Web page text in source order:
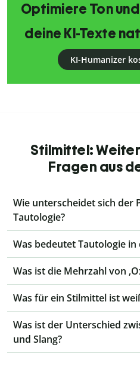
Optimiere Ton
deine KI-Texte
KI-Humanizer
Stilmittel:
Fragen aus
Wie unterscheidet sich der
Tautologie?
Was bedeutet Tautologie in
Was ist die Mehrzahl von
Was für ein Stilmittel ist
Was ist der Unterschied
und Slang?